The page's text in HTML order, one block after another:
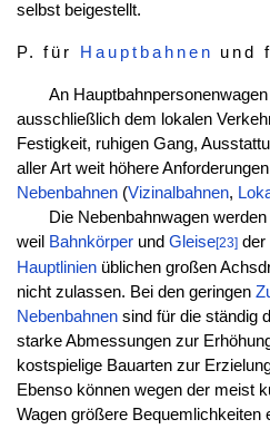
selbst beigestellt.
P. für Hauptbahnen und
An
ausschließlich dem lokalen
Festigkeit, ruhigen Gang,
aller Art weit höhere
Nebenbahnen(Vizinalbahnen,
Die Nebenbahnwagen
weil Bahnkörperund Gleise[23]der
Hauptlinienüblichen großen
nicht zulassen. Bei den geringen
Nebenbahnensind für die ständig
starke Abmessungen zur
kostspielige Bauarten zur
Ebenso können wegen der meist
Wagen größere Bequemlichkeiten